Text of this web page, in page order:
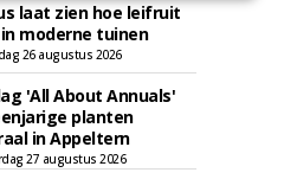
laat zien hoe leifruit
moderne tuinen
26 augustus 2026
'All About Annuals'
planten
in Appeltern
27 augustus 2026